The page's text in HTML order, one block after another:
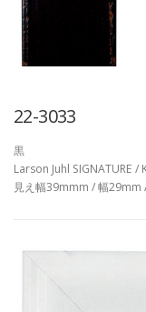
22-3033
黒
Larson Juhl SIGNATURE
見え幅39mmm / 幅